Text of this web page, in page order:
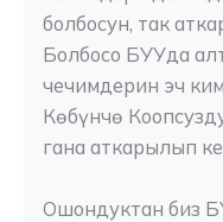
болбосун, так
Болбосо БУУда
чечимдерин эч
Көбүнчө
гана аткарылып
Ошондуктан биз